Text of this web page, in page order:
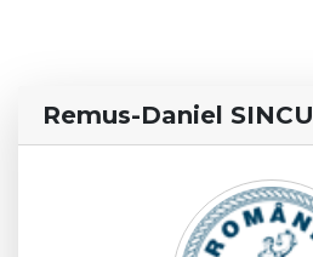
Remus-Daniel SINCU